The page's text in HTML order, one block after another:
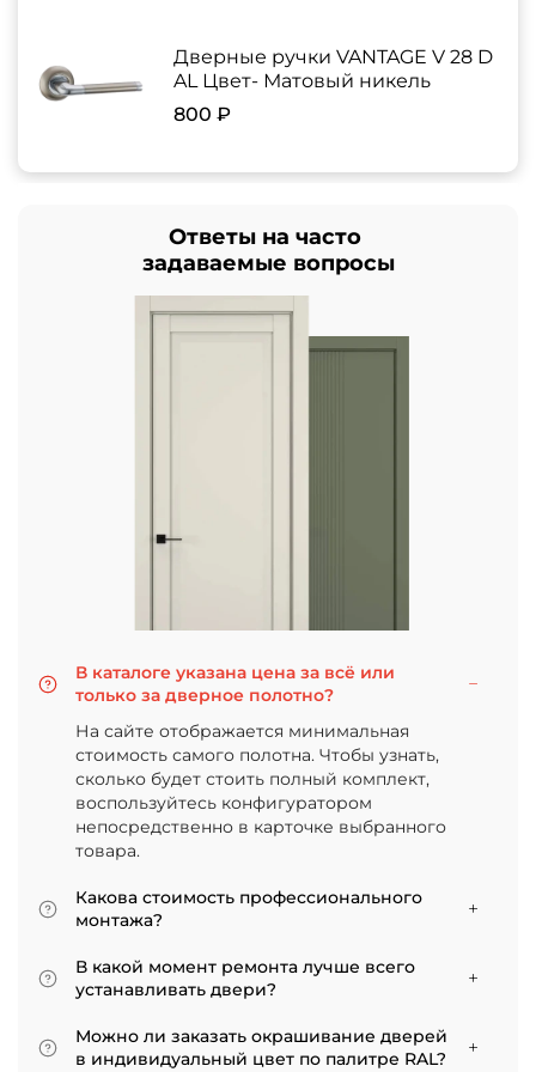
Дверные ручки VANTAGE V 28 D
AL Цвет- Матовый никель
800 ₽
Ответы на часто
задаваемые вопросы
В каталоге указана цена за всё или
только за дверное полотно?
На сайте отображается минимальная
стоимость самого полотна. Чтобы узнать,
сколько будет стоить полный комплект,
воспользуйтесь конфигуратором
непосредственно в карточке выбранного
товара.
Какова стоимость профессионального
монтажа?
Итоговая сумма зависит от типа отделки
двери и габаритов проема. Минимальная
цена за установку стандартной двери с
покрытием «экошпон» начинается от 5000
рублей.
В какой момент ремонта лучше всего
устанавливать двери?
Мы советуем приступать к монтажу после
того, как уложено напольное покрытие. В
Можно ли заказать окрашивание дверей
в индивидуальный цвет по палитре RAL?